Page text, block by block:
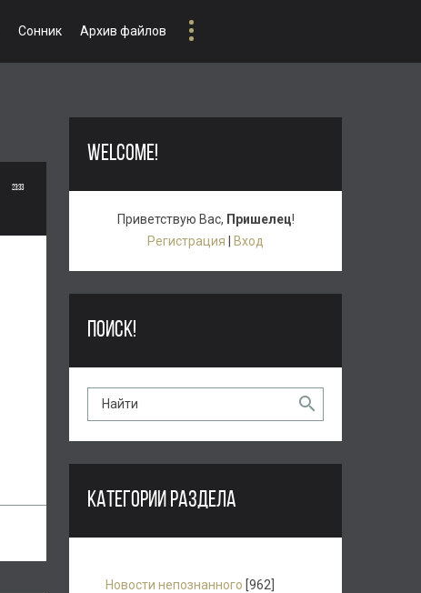
Сонник Архив файлов
23:33
WELCOME!
Приветствую Вас, Пришелец!
Регистрация
Вход
ПОИСК!
КАТЕГОРИИ РАЗДЕЛА
Новости непознанного [962]